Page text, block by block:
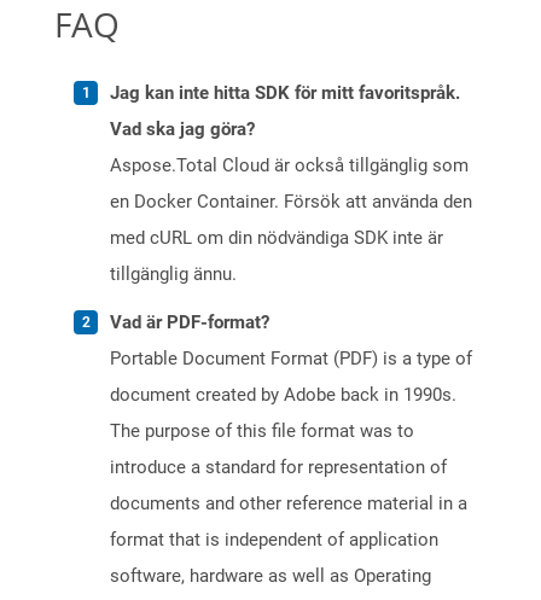
FAQ
Jag kan inte hitta SDK för mitt favoritspråk.
Vad ska jag göra?
Aspose.Total Cloud är också tillgänglig som
en Docker Container. Försök att använda den
med cURL om din nödvändiga SDK inte är
tillgänglig ännu.
Vad är PDF-format?
Portable Document Format (PDF) is a type of
document created by Adobe back in 1990s.
The purpose of this file format was to
introduce a standard for representation of
documents and other reference material in a
format that is independent of application
software, hardware as well as Operating